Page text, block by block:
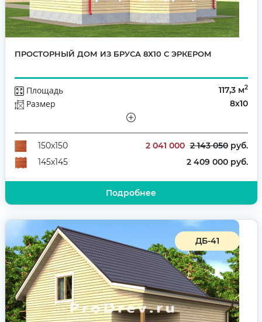
ПРОСТОРНЫЙ ДОМ ИЗ БРУСА 8Х10 С ЭРКЕРОМ
Площадь 117,3 м2
Размер 8х10
Количество комнат
4
150х150
2 041 000 2 143 050руб.
145х145
2 409 000 руб.
Подробнее
ДБ-41